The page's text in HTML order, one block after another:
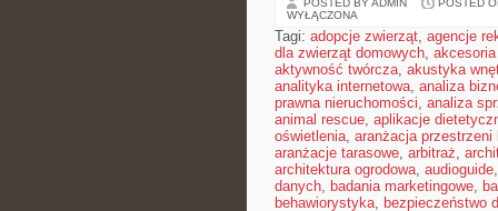
POSTED BY ADMIN POSTED
WYŁĄCZONA
Tagi: adopcje zwierząt, agencje
dla zwierząt domowych,
aktywność twórcza, akustyka
analityka internetowa, analiza
prawna nieruchomości, analiza
animal rescue, aplikacje
oświetlenia, aranżacja przestrzeni
aranżacje tarasowe, arbitraż,
architektura ogrodowa, audioguide,
danych, badania marketingowe,
behawiorystyka, bezpieczeństwo